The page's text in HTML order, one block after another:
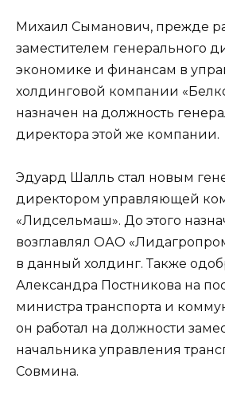
Михаил Сыманович, прежде
заместителем генерального
экономике и финансам в
холдинговой компании
назначен на должность
директора этой же компании.
Эдуард Шалль стал новым
директором управляющей
«Лидсельмаш». До этого
возглавлял ОАО
в данный холдинг. Также
Александра Постникова на
министра транспорта и
он работал на должности
начальника управления
Совмина.